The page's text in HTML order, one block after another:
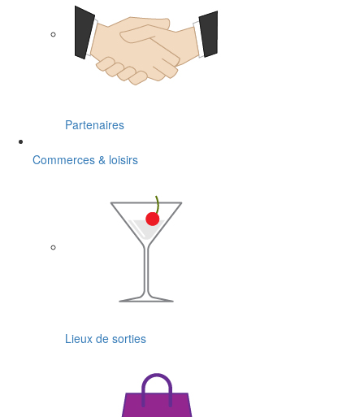
Partenaires
Commerces & loisirs
Lieux de sorties